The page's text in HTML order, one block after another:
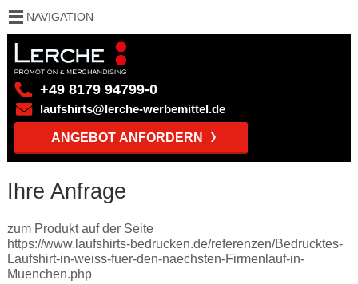
+49 8179 94799-0
laufshirts@lerche-werbemittel.de
ANGEBOT ANFORDERN
NAVIGATION
Ihre Anfrage
zum Produkt auf der Seite
https://www.laufshirts-bedrucken.de/referenzen/Bedrucktes-
Laufshirt-in-weiss-fuer-den-naechsten-Firmenlauf-in-
Muenchen.php